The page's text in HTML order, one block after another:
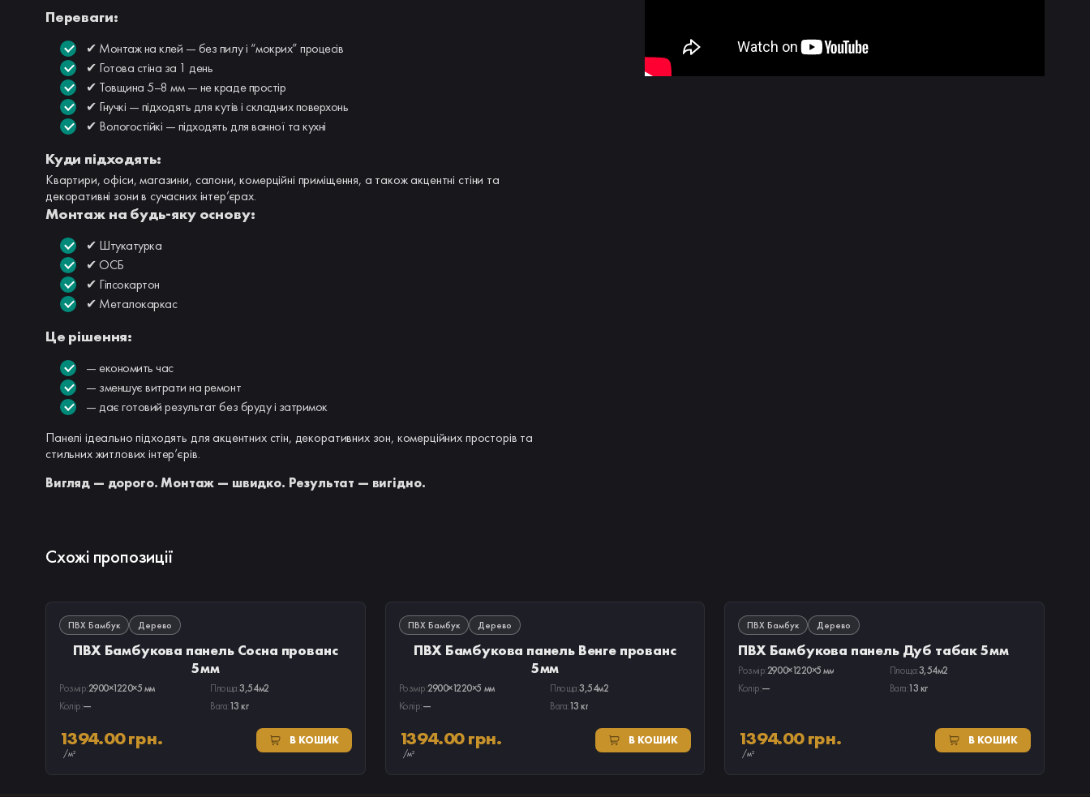
Переваги:
✔ Монтаж на клей — без пилу і “мокрих” процесів
✔ Готова стіна за 1 день
✔ Товщина 5–8 мм — не краде простір
✔ Гнучкі — підходять для кутів і складних поверхонь
✔ Вологостійкі — підходять для ванної та кухні
Куди підходять:
Квартири, офіси, магазини, салони, комерційні приміщення, а також акцентні стіни та
декоративні зони в сучасних інтер’єрах.
Монтаж на будь-яку основу:
✔ Штукатурка
✔ ОСБ
✔ Гіпсокартон
✔ Металокаркас
Це рішення:
— економить час
— зменшує витрати на ремонт
— дає готовий результат без бруду і затримок
Панелі ідеально підходять для акцентних стін, декоративних зон, комерційних просторів та
стильних житлових інтер’єрів.
Вигляд — дорого. Монтаж — швидко. Результат — вигідно.
Схожі пропозиції
В НАЯВНОСТІ
ПВХ Бамбук Дерево
ПВХ Бамбукова панель Сосна прованс
5мм
Розмір:2900×1220×5 мм Площа:3,54м2
Колір:— Вага:13 кг
1394.00 грн.
/м²
В КОШИК
В НАЯВНОСТІ
ПВХ Бамбук Дерево
ПВХ Бамбукова панель Венге прованс
5мм
Розмір:2900×1220×5 мм Площа:3,54м2
Колір:— Вага:13 кг
1394.00 грн.
/м²
В КОШИК
В НАЯВНОСТІ
ПВХ Бамбук Дерево
ПВХ Бамбукова панель Дуб табак 5мм
Розмір:2900×1220×5 мм Площа:3,54м2
Колір:— Вага:13 кг
1394.00 грн.
/м²
В КОШИК